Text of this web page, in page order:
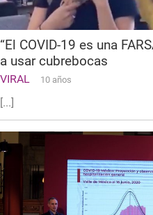
“El COVID-19 es una
a usar cubrebocas
VIRAL 10 años
[...]